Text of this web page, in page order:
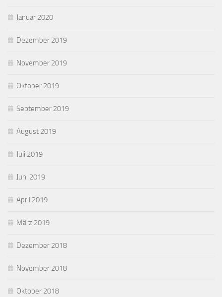
Januar 2020
Dezember 2019
November 2019
Oktober 2019
September 2019
August 2019
Juli 2019
Juni 2019
April 2019
März 2019
Dezember 2018
November 2018
Oktober 2018